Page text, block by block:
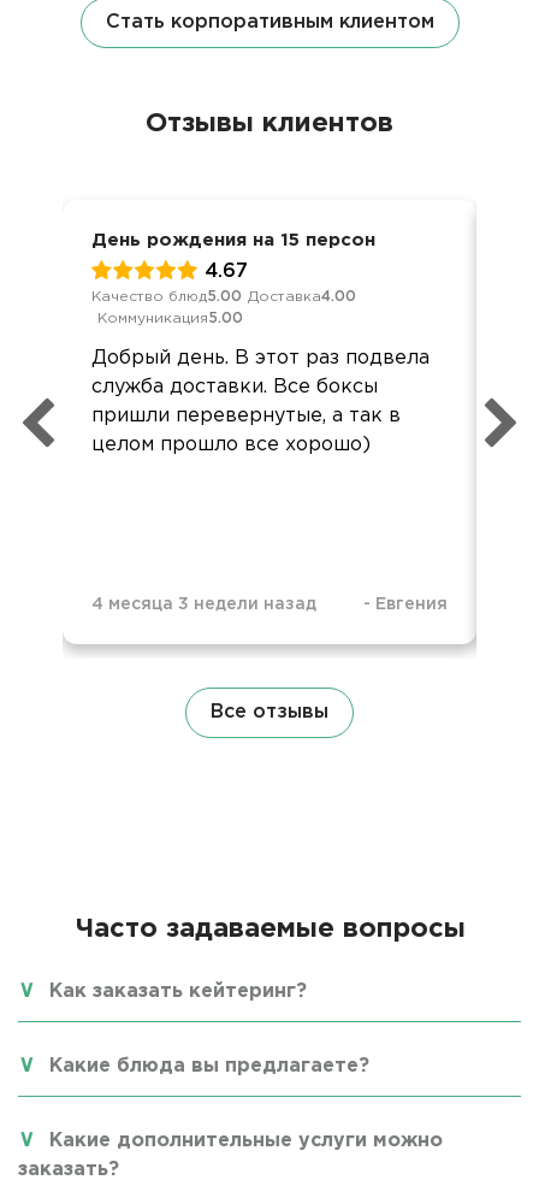
Стать корпоративным клиентом
Отзывы клиентов
День рождения на 15 персон
4.67
Качество блюд5.00 Доставка4.00
Коммуникация5.00
Добрый день. В этот раз подвела
служба доставки. Все боксы
пришли перевернутые, а так в
целом прошло все хорошо)
4 месяца 3 недели назад - Евгения
Все отзывы
Часто задаваемые вопросы
Как заказать кейтеринг?
Какие блюда вы предлагаете?
Какие дополнительные услуги можно
заказать?